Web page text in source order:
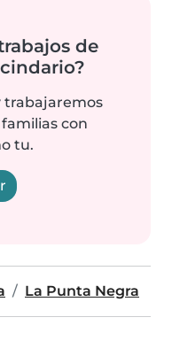
de
trabajaremos
con
tu.
La Punta Negra